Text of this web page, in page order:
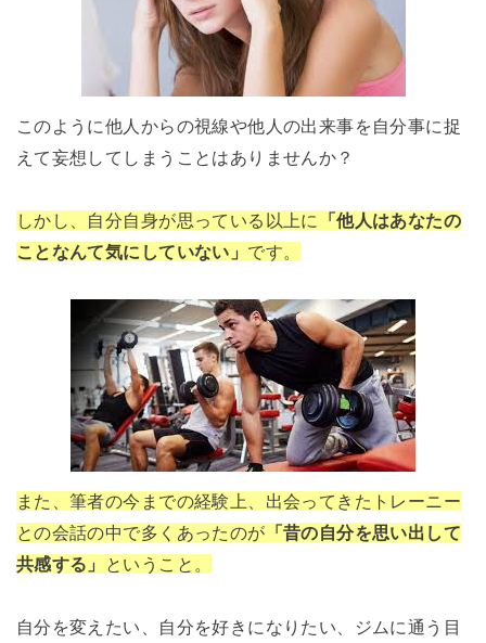
このように他人からの視線や他人の出来事を自分事に捉
えて妄想してしまうことはありませんか？
しかし、自分自身が思っている以上に
「他人はあなたの
ことなんて気にしていない」 です。
また、筆者の今までの経験上、出会ってきたトレーニー
との会話の中で多くあったのが 「昔の自分を思い出して
共感する」
ということ。
自分を変えたい、自分を好きになりたい、ジムに通う目